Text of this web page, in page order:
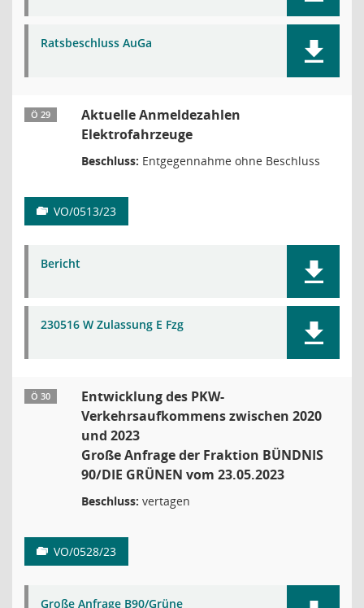
Ratsbeschluss AuGa
Ö 29
Aktuelle Anmeldezahlen
Elektrofahrzeuge
Beschluss: Entgegennahme ohne Beschluss
VO/0513/23
Bericht
230516 W Zulassung E Fzg
Ö 30
Entwicklung des PKW-
Verkehrsaufkommens zwischen 2020
und 2023
Große Anfrage der Fraktion BÜNDNIS
90/DIE GRÜNEN vom 23.05.2023
Beschluss: vertagen
VO/0528/23
Große Anfrage B90/Grüne